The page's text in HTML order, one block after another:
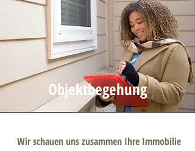
Objektbegehung
Wir schauen uns zusammen Ihre Immobilie